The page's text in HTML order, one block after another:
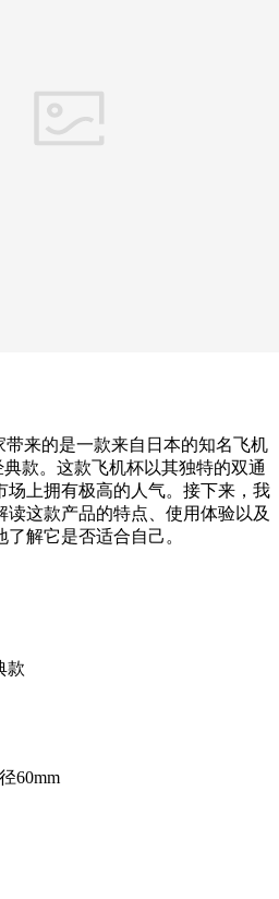
来的是一款来自日本的知名飞机
款。这款飞机杯以其独特的双通
场上拥有极高的人气。接下来，我
这款产品的特点、使用体验以及
解它是否适合自己。
款
60mm